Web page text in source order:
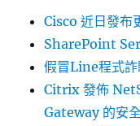
Cisco 近日發布
SharePoint
假冒Line程式詐
Citrix 發佈
Gateway 的安